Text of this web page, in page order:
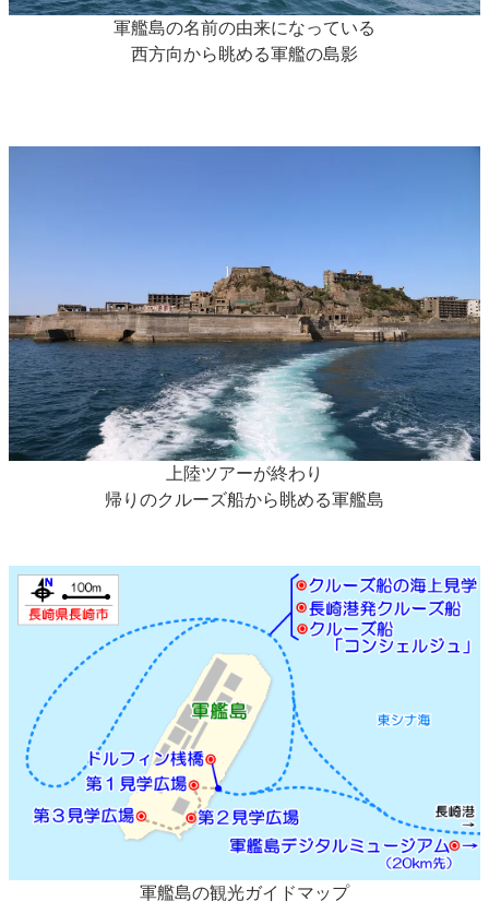
軍艦島の名前の由来になっている
西方向から眺める軍艦の島影
上陸ツアーが終わり
帰りのクルーズ船から眺める軍艦島
軍艦島の観光ガイドマップ